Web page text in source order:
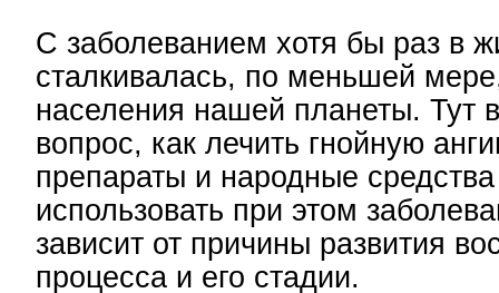
С заболеванием хотя бы раз в
сталкивалась, по меньшей
населения нашей планеты. Тут
вопрос, как лечить гнойную
препараты и народные
использовать при этом
зависит от причины развития
процесса и его стадии.